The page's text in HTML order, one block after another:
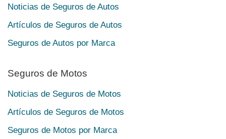
Noticias de Seguros de Autos
Artículos de Seguros de Autos
Seguros de Autos por Marca
Seguros de Motos
Noticias de Seguros de Motos
Artículos de Seguros de Motos
Seguros de Motos por Marca